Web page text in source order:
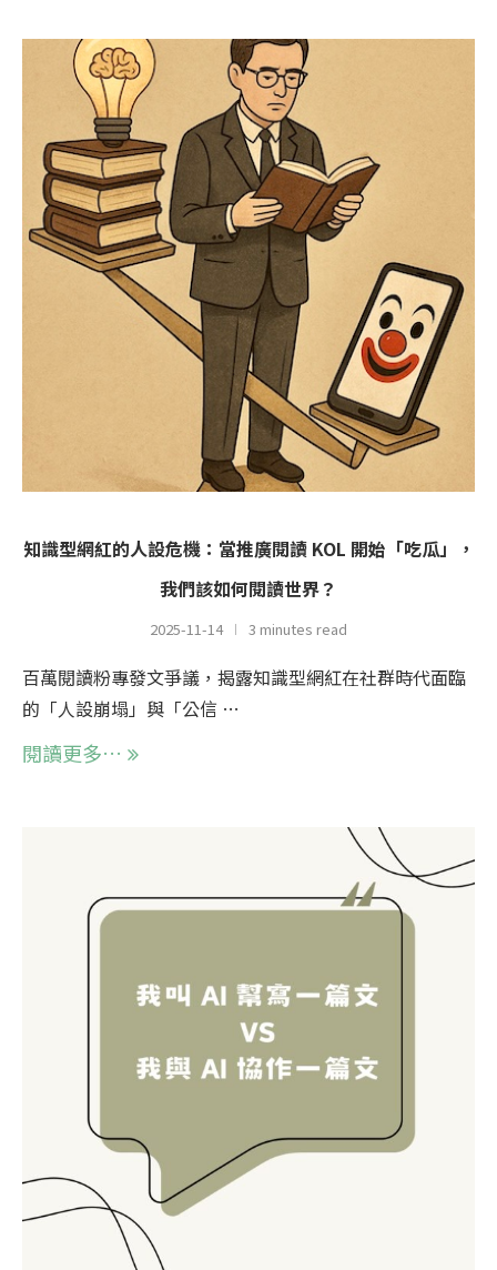
知識型網紅的人設危機：當推廣閱讀 KOL 開始「吃瓜」，
我們該如何閱讀世界？
2025-11-14 3 minutes read
百萬閱讀粉專發文爭議，揭露知識型網紅在社群時代面臨
的「人設崩塌」與「公信 …
閱讀更多…